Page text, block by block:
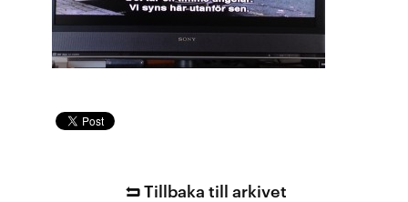
Tillbaka till arkivet